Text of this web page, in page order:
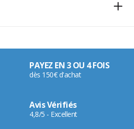
PAYEZ EN 3 OU 4 FOIS
dès 150€ d'achat
Avis Vérifiés
4,8/5 - Excellent